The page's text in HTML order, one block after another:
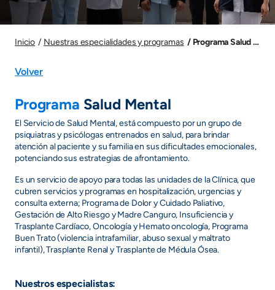
Inicio Nuestras especialidades y programas Programa Salud
Volver
Programa Salud Mental
El Servicio de Salud Mental, está compuesto por un grupo de
psiquiatras y psicólogas entrenados en salud, para brindar
atención al paciente y su familia en sus dificultades emocionales,
potenciando sus estrategias de afrontamiento.
Es un servicio de apoyo para todas las unidades de la Clínica, que
cubren servicios y programas en hospitalización, urgencias y
consulta externa; Programa de Dolor y Cuidado Paliativo,
Gestación de Alto Riesgo y Madre Canguro, Insuficiencia y
Trasplante Cardíaco, Oncología y Hemato oncología, Programa
Buen Trato (violencia intrafamiliar, abuso sexual y maltrato
infantil), Trasplante Renal y Trasplante de Médula Ósea.
Nuestros especialistas: